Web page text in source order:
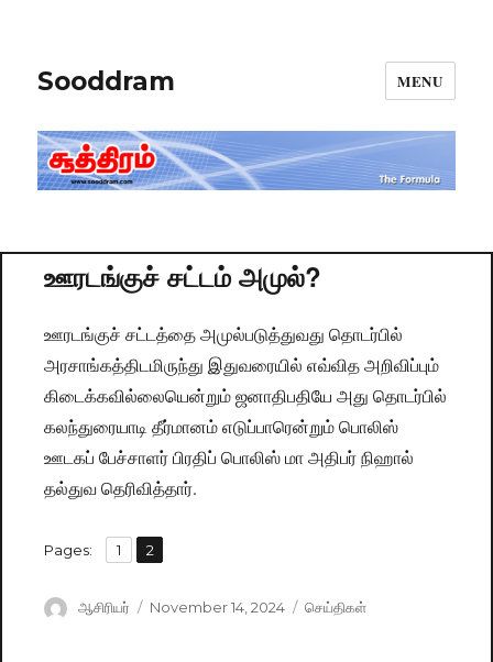
Sooddram MENU
ஊரடங்குச் சட்டம் அமுல்?
ஊரடங்குச் சட்டத்தை அமுல்படுத்துவது தொடர்பில்
அரசாங்கத்திடமிருந்து இதுவரையில் எவ்வித அறிவிப்பும்
கிடைக்கவில்லையென்றும் ஜனாதிபதியே அது தொடர்பில்
கலந்துரையாடி தீர்மானம் எடுப்பாரென்றும் பொலிஸ்
ஊடகப் பேச்சாளர் பிரதிப் பொலிஸ் மா அதிபர் நிஹால்
தல்துவ தெரிவித்தார்.
Pages: Page
1 ,
Page
2
Author
ஆசிரியர்
Posted
November 14, 2024 Categories
செய்திகள்